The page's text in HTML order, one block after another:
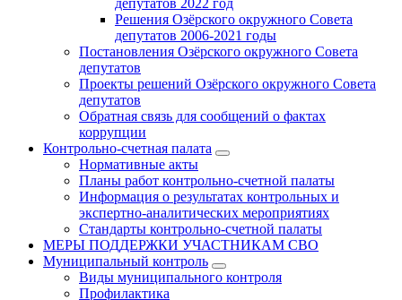
депутатов 2022 год
Решения Озёрского окружного Совета
депутатов 2006-2021 годы
Постановления Озёрского окружного Совета
депутатов
Проекты решений Озёрского окружного Совета
депутатов
Обратная связь для сообщений о фактах
коррупции
Контрольно-счетная палата
Нормативные акты
Планы работ контрольно-счетной палаты
Информация о результатах контрольных и
экспертно-аналитических мероприятиях
Стандарты контрольно-счетной палаты
МЕРЫ ПОДДЕРЖКИ УЧАСТНИКАМ СВО
Муниципальный контроль
Виды муниципального контроля
Профилактика